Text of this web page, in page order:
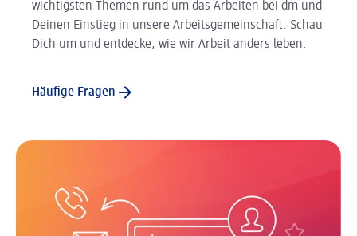
wichtigsten Themen rund um das Arbeiten bei dm und
Deinen Einstieg in unsere Arbeitsgemeinschaft. Schau
Dich um und entdecke, wie wir Arbeit anders leben.
Häufige Fragen